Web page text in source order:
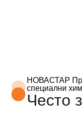
НОВАСТАР
специални
Често